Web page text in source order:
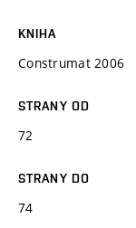
KNIHA
Construmat 2006
STRANY OD
72
STRANY DO
74